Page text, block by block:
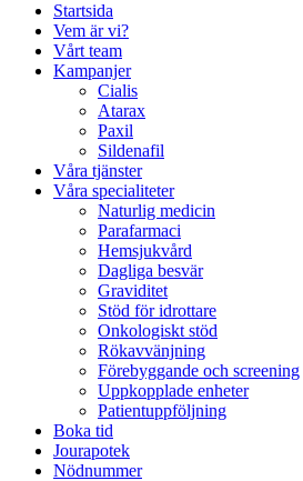
Startsida
Vem är vi?
Vårt team
Kampanjer
Cialis
Atarax
Paxil
Sildenafil
Våra tjänster
Våra specialiteter
Naturlig medicin
Parafarmaci
Hemsjukvård
Dagliga besvär
Graviditet
Stöd för idrottare
Onkologiskt stöd
Rökavvänjning
Förebyggande och screening
Uppkopplade enheter
Patientuppföljning
Boka tid
Jourapotek
Nödnummer